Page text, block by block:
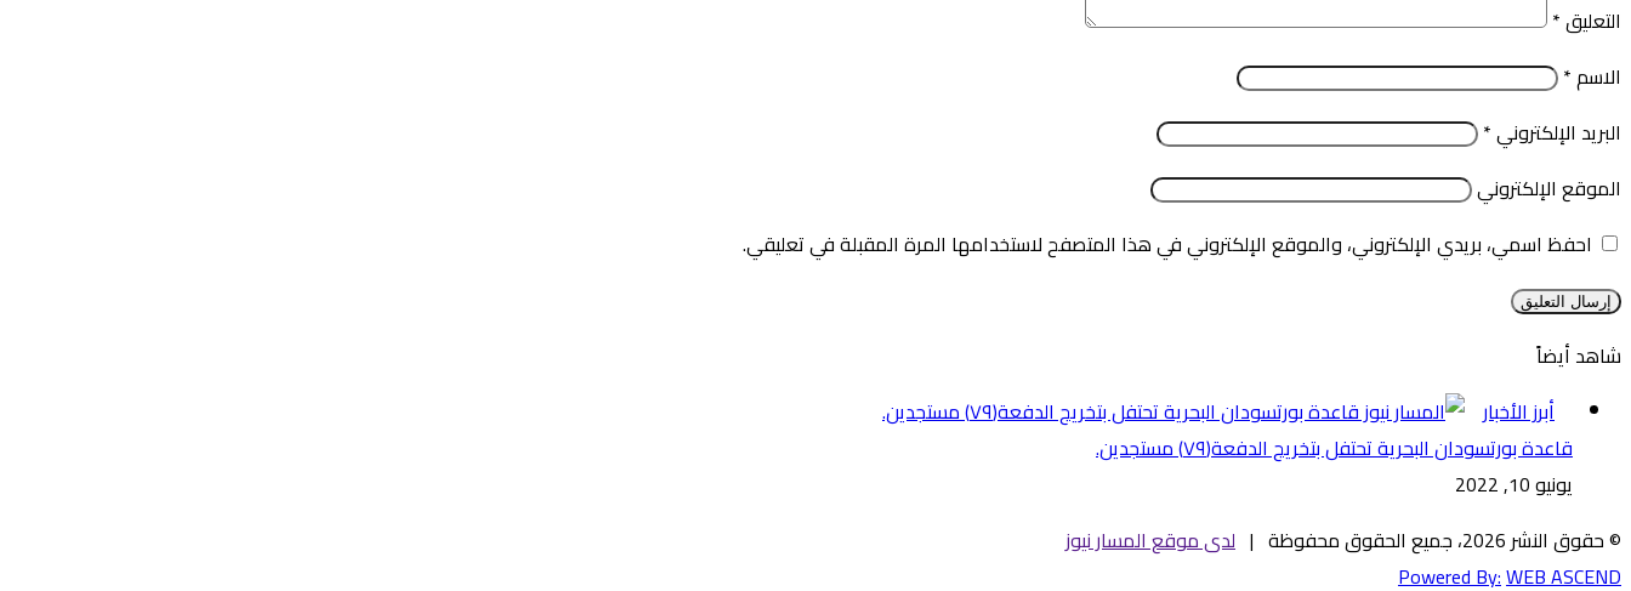
التعليق*
الاسم*
البريد الإلكتروني*
الموقع الإلكتروني
احفظ اسمي، بريدي الإلكتروني، والموقع الإلكتروني في هذا المتصفح لاستخدامها المرة المقبلة في تعليقي.
شاهد أيضاً
أبرز الأخبار
قاعدة بورتسودان البحرية تحتفل بتخريج الدفعة(٧٩) مستجدين.
يونيو 10, 2022
© حقوق النشر 2026، جميع الحقوق محفوظة |
لدى موقع المسار نيوز
Powered By:WEB ASCEND